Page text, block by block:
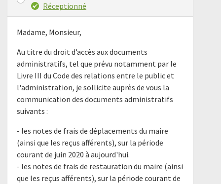
Réceptionné
Madame, Monsieur,
Au titre du droit d’accès aux documents
administratifs, tel que prévu notamment par le
Livre III du Code des relations entre le public et
l'administration, je sollicite auprès de vous la
communication des documents administratifs
suivants :
- les notes de frais de déplacements du maire
(ainsi que les reçus afférents), sur la période
courant de juin 2020 à aujourd'hui.
- les notes de frais de restauration du maire (ainsi
que les reçus afférents), sur la période courant de